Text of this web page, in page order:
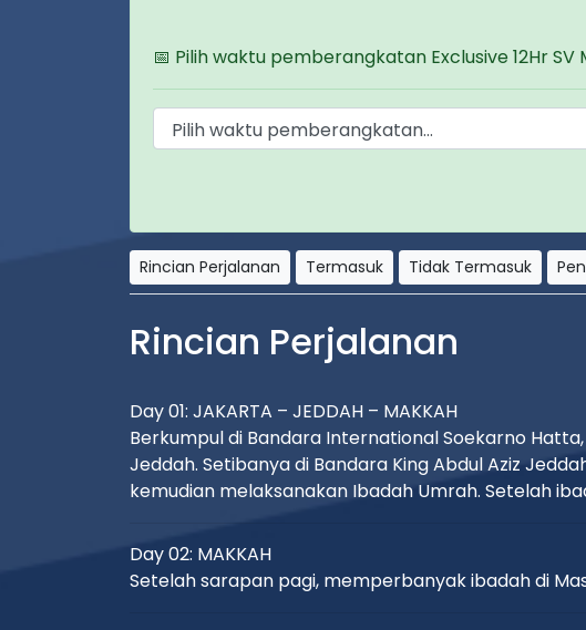
📅 Pilih waktu pemberangkatan Exclusive 12Hr SV
Rincian Perjalanan Termasuk Tidak Termasuk
Rincian Perjalanan
Day 01: JAKARTA – JEDDAH – MAKKAH
Berkumpul di Bandara International Soekarno
Jeddah. Setibanya di Bandara King Abdul Aziz
kemudian melaksanakan Ibadah Umrah. Setelah
Day 02: MAKKAH
Setelah sarapan pagi, memperbanyak ibadah di